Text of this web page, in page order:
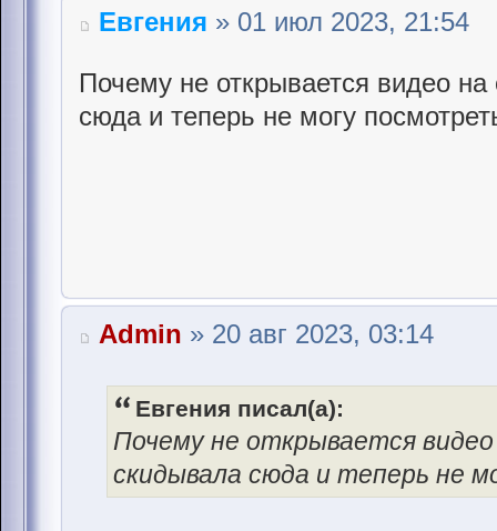
Евгения » 01 июл 2023, 21:54
Почему не открывается видео
сюда и теперь не могу
Admin » 20 авг 2023, 03:14
Евгения писал(а):
Почему не открывается
скидывала сюда и теперь не